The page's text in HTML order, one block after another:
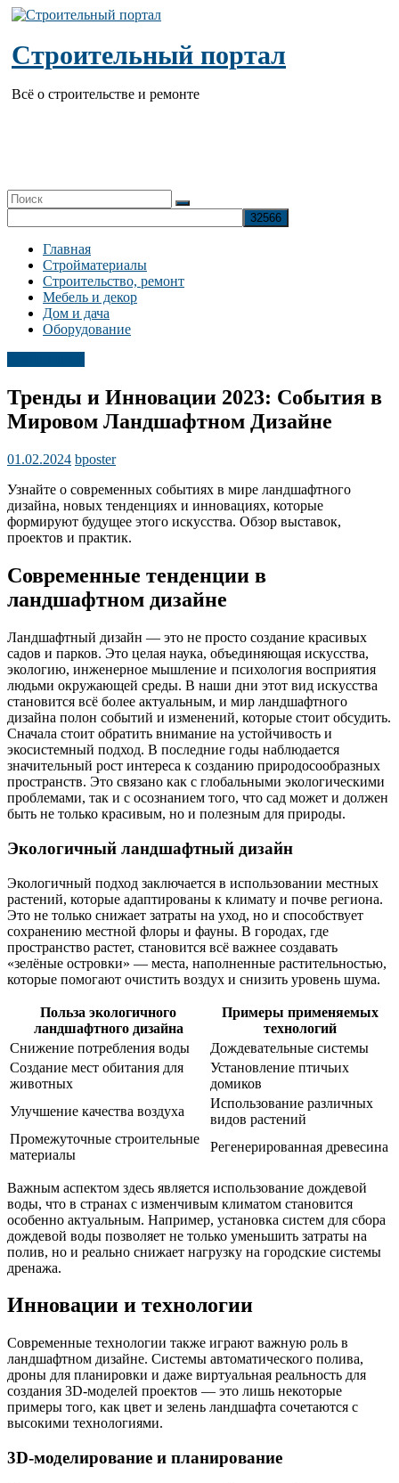
Перейти
содержимому
Строительный портал
Всё о строительстве и ремонте
Главная
Стройматериалы
Строительство, ремонт
Мебель и декор
Дом и дача
Оборудование
Тренды и Инновации 2023: События в
Мировом Ландшафтном Дизайне
01.02.2024 bposter
Узнайте о современных событиях в мире ландшафтного
дизайна, новых тенденциях и инновациях, которые
формируют будущее этого искусства. Обзор выставок,
проектов и практик.
Современные тенденции в
ландшафтном дизайне
Ландшафтный дизайн — это не просто создание красивых
садов и парков. Это целая наука, объединяющая искусства,
экологию, инженерное мышление и психология восприятия
людьми окружающей среды. В наши дни этот вид искусства
становится всё более актуальным, и мир ландшафтного
дизайна полон событий и изменений, которые стоит обсудить.
Сначала стоит обратить внимание на устойчивость и
экосистемный подход. В последние годы наблюдается
значительный рост интереса к созданию природосообразных
пространств. Это связано как с глобальными экологическими
проблемами, так и с осознанием того, что сад может и должен
быть не только красивым, но и полезным для природы.
Экологичный ландшафтный дизайн
Экологичный подход заключается в использовании местных
растений, которые адаптированы к климату и почве региона.
Это не только снижает затраты на уход, но и способствует
сохранению местной флоры и фауны. В городах, где
пространство растет, становится всё важнее создавать
«зелёные островки» — места, наполненные растительностью,
которые помогают очистить воздух и снизить уровень шума.
Польза экологичного
ландшафтного дизайна
Примеры применяемых
технологий
Снижение потребления воды
Дождевательные системы
Создание мест обитания для
животных
Установление птичьих
домиков
Улучшение качества воздуха
Использование различных
видов растений
Промежуточные строительные
материалы
Регенерированная древесина
Важным аспектом здесь является использование дождевой
воды, что в странах с изменчивым климатом становится
особенно актуальным. Например, установка систем для сбора
дождевой воды позволяет не только уменьшить затраты на
полив, но и реально снижает нагрузку на городские системы
дренажа.
Инновации и технологии
Современные технологии также играют важную роль в
ландшафтном дизайне. Системы автоматического полива,
дроны для планировки и даже виртуальная реальность для
создания 3D-моделей проектов — это лишь некоторые
примеры того, как цвет и зелень ландшафта сочетаются с
высокими технологиями.
3D-моделирование и планирование